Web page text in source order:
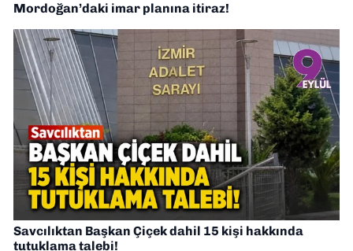
Mordoğan’daki imar planına itiraz!
Savcılıktan Başkan Çiçek dahil 15 kişi hakkında
tutuklama talebi!